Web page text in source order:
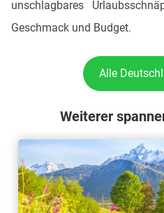
unschlagbares
Geschmack und Budget.
Alle
Weiterer